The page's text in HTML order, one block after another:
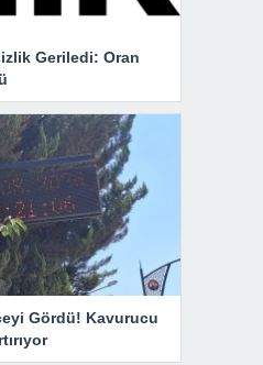
Geriledi: Oran
Gördü! Kavurucu